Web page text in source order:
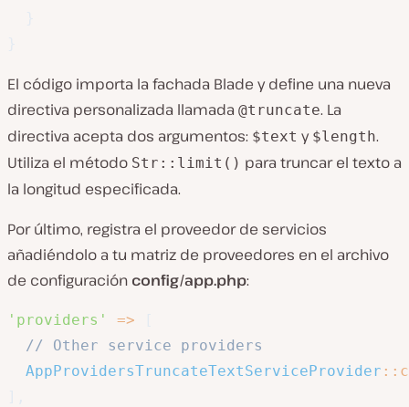
El código importa la fachada Blade y define una nueva
directiva personalizada llamada @truncate. La
directiva acepta dos argumentos: $text y $length.
Utiliza el método Str::limit() para truncar el texto a
la longitud especificada.
Por último, registra el proveedor de servicios
añadiéndolo a tu matriz de proveedores en el archivo
de configuración config/app.php:
'providers' =>
// Other service providers
AppProvidersTruncateTextServiceProvider ::